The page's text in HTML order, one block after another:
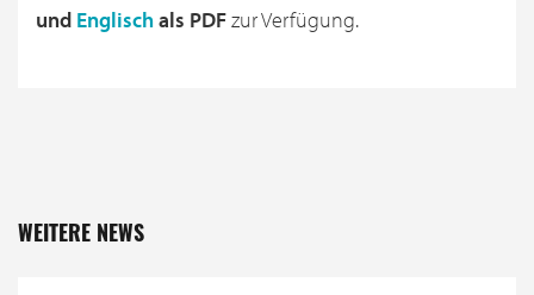
und Englischals PDFzur Verfügung.
WEITERE NEWS